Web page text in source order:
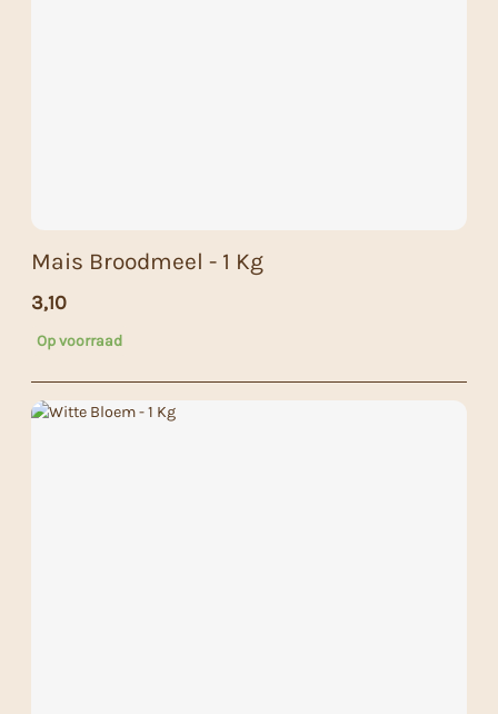
Mais Broodmeel - 1 Kg
3,10
Op voorraad